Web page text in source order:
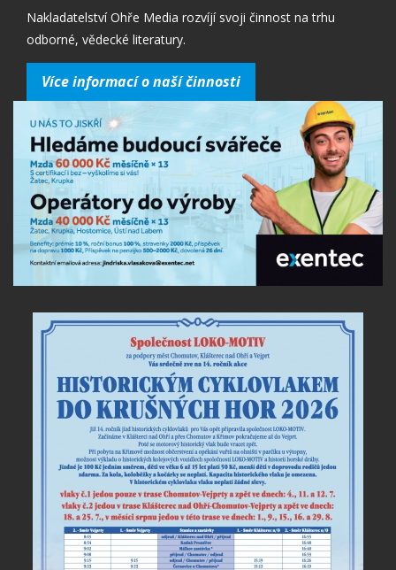
Nakladatelství Ohře Media rozvíjí svoji činnost na trhu
odborné, vědecké literatury.
Více informací o naší činnosti